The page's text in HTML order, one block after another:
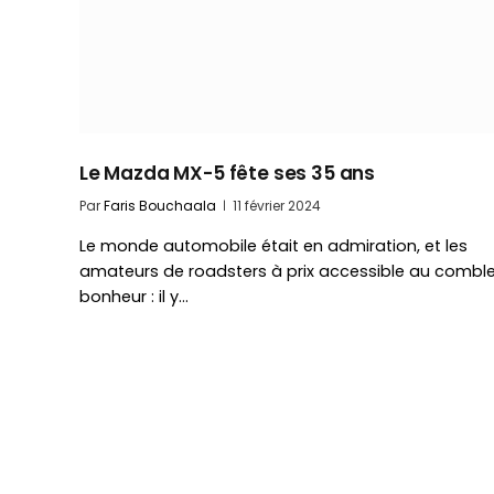
Le Mazda MX-5 fête ses 35 ans
ParFaris Bouchaala 11 février 2024
Le monde automobile était en admiration, et les
amateurs de roadsters à prix accessible au
bonheur : il y…